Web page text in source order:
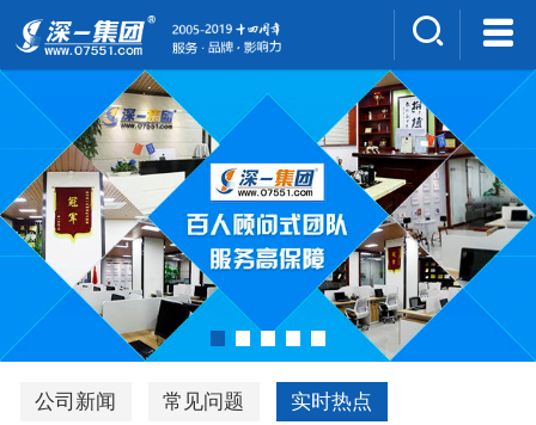
集团介绍
人才招聘
案例展示
新闻中心
深一风采
联系我们
深优通系统V3.0
公司新闻 常见问题 实时热点